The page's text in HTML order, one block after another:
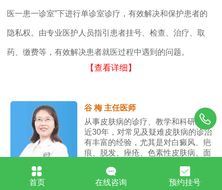
医一患一诊室”下进行单诊室诊疗，有效解决和保护患者的
隐私权。由专业医护人员指引患者挂号、检查、治疗、取
药、缴费等，有效解决患者就医过程中遇到的问题。
【查看详细】
谷 梅 主任医师
从事皮肤病的诊疗、教学和科研工作
近30年，对常见及疑难皮肤病的诊治
有丰富的经验，尤其是对白癜风、疤
痕、脱发、痤疮、色素性皮肤病、面
首页 在线咨询 预约挂号